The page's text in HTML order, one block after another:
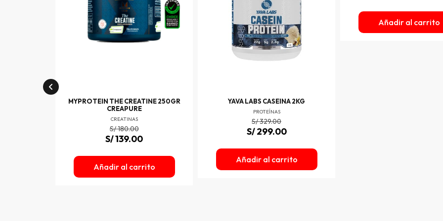
MYPROTEIN THE CREATINE 250GR
CREAPURE
CREATINAS
S/180.00
S/139.00
Añadir al carrito
YAVA LABS CASEINA 2KG
PROTEÍNAS
S/329.00
S/299.00
Añadir al carrito
Añadir al carrito